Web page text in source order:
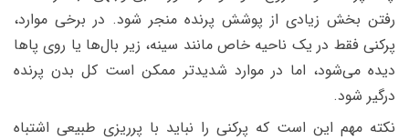
رفتن بخش زیادی از پوشش پرنده منجر شود. در برخی موارد،
پرکنی فقط در یک ناحیه خاص مانند سینه، زیر بال‌ها یا روی پاها
دیده می‌شود، اما در موارد شدیدتر ممکن است کل بدن پرنده
درگیر شود.
نکته مهم این است که پرکنی را نباید با پرریزی طبیعی اشتباه